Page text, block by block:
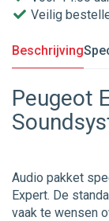
Veilig
Beschrijving
Peugeot
Audio pakket
Expert. De
vaak te wensen